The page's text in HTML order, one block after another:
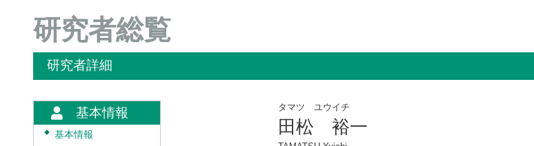
研究者総覧
研究者詳細
基本情報
◆ 基本情報
タマツ ユウイチ
田松 裕一